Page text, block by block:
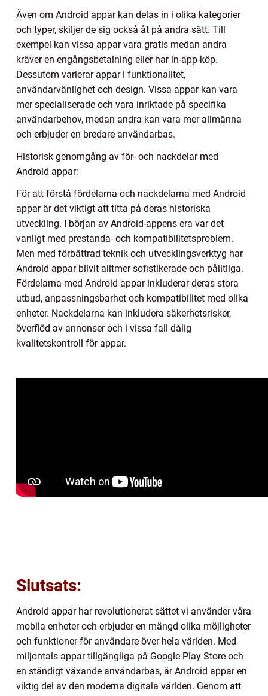
Även om Android appar kan delas in i olika kategorier
och typer, skiljer de sig också åt på andra sätt. Till
exempel kan vissa appar vara gratis medan andra
kräver en engångsbetalning eller har in-app-köp.
Dessutom varierar appar i funktionalitet,
användarvänlighet och design. Vissa appar kan vara
mer specialiserade och vara inriktade på specifika
användarbehov, medan andra kan vara mer allmänna
och erbjuder en bredare användarbas.
Historisk genomgång av för- och nackdelar med
Android appar:
För att förstå fördelarna och nackdelarna med Android
appar är det viktigt att titta på deras historiska
utveckling. I början av Android-appens era var det
vanligt med prestanda- och kompatibilitetsproblem.
Men med förbättrad teknik och utvecklingsverktyg har
Android appar blivit alltmer sofistikerade och pålitliga.
Fördelarna med Android appar inkluderar deras stora
utbud, anpassningsbarhet och kompatibilitet med olika
enheter. Nackdelarna kan inkludera säkerhetsrisker,
överflöd av annonser och i vissa fall dålig
kvalitetskontroll för appar.
Slutsats:
Android appar har revolutionerat sättet vi använder våra
mobila enheter och erbjuder en mängd olika möjligheter
och funktioner för användare över hela världen. Med
miljontals appar tillgängliga på Google Play Store och
en ständigt växande användarbas, är Android appar en
viktig del av den moderna digitala världen. Genom att